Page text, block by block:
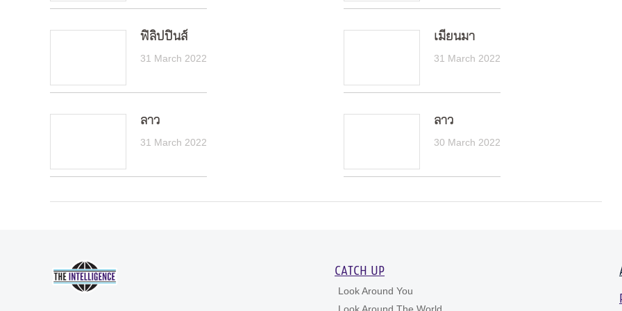
ฟิลิปปินส์
31 March 2022
เมียนมา
31 March 2022
ลาว
31 March 2022
ลาว
30 March 2022
CATCH UP
Look Around You